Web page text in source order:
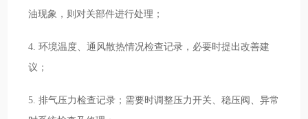
油现象，则对关部件进行处理；
4. 环境温度、通风散热情况检查记录，必要时提出改善建
议；
5. 排气压力检查记录；需要时调整压力开关、稳压阀、异常